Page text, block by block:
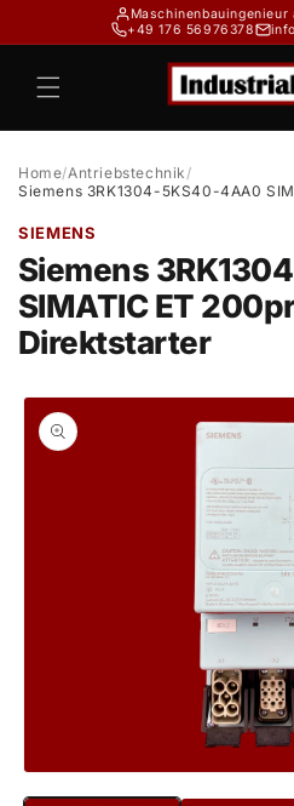
Inhalt
+49 176 56976378
Home/Antriebstechnik /
Siemens 3RK1304-5KS40-4AA0
SIEMENS
Siemens
SIMATIC ET
Direktstarter
1